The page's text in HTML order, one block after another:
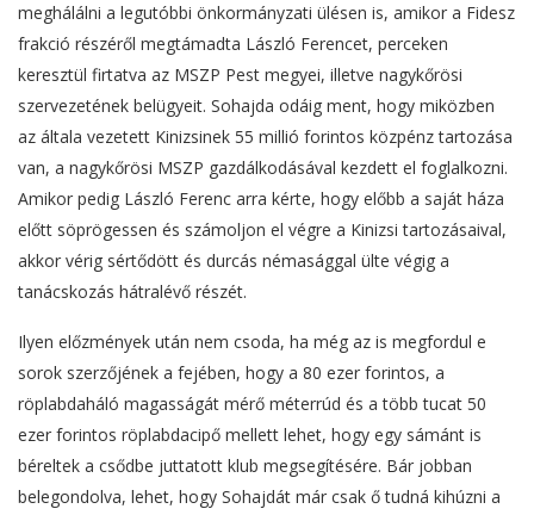
meghálálni a legutóbbi önkormányzati ülésen is, amikor a Fidesz
frakció részéről megtámadta László Ferencet, perceken
keresztül firtatva az MSZP Pest megyei, illetve nagykőrösi
szervezetének belügyeit. Sohajda odáig ment, hogy miközben
az általa vezetett Kinizsinek 55 millió forintos közpénz tartozása
van, a nagykőrösi MSZP gazdálkodásával kezdett el foglalkozni.
Amikor pedig László Ferenc arra kérte, hogy előbb a saját háza
előtt söprögessen és számoljon el végre a Kinizsi tartozásaival,
akkor vérig sértődött és durcás némasággal ülte végig a
tanácskozás hátralévő részét.
Ilyen előzmények után nem csoda, ha még az is megfordul e
sorok szerzőjének a fejében, hogy a 80 ezer forintos, a
röplabdaháló magasságát mérő méterrúd és a több tucat 50
ezer forintos röplabdacipő mellett lehet, hogy egy sámánt is
béreltek a csődbe juttatott klub megsegítésére. Bár jobban
belegondolva, lehet, hogy Sohajdát már csak ő tudná kihúzni a